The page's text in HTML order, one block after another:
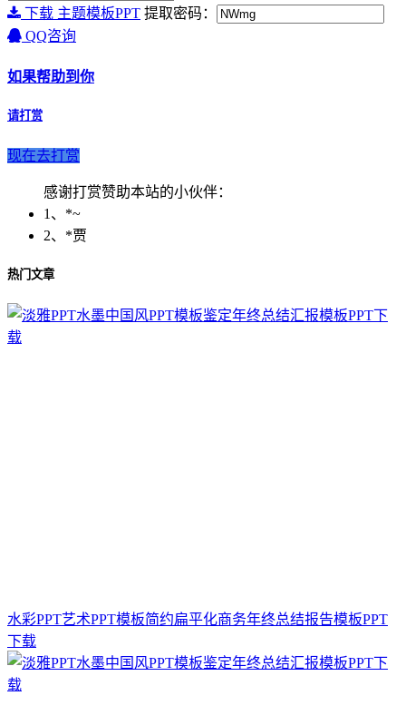
下载 主题模板PPT 提取密码：
QQ咨询
如果帮助到你
请打赏
现在去打赏
感谢打赏赞助本站的小伙伴：
1、*~
2、*贾
热门文章
水彩PPT艺术PPT模板简约扁平化商务年终总结报告模板PPT
下载